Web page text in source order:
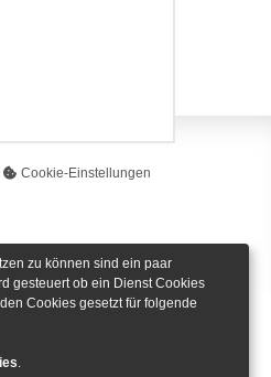
Cookie-Einstellungen
zu können sind ein paar
gesteuert ob ein Dienst Cookies
Cookies gesetzt für folgende
.